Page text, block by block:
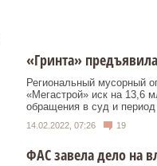
«Гринта»
Региональный мусорный
«Мегастрой» иск на 13,6
обращения в суд и
14.02.2022, 07:26 19
ФАС завела дело на